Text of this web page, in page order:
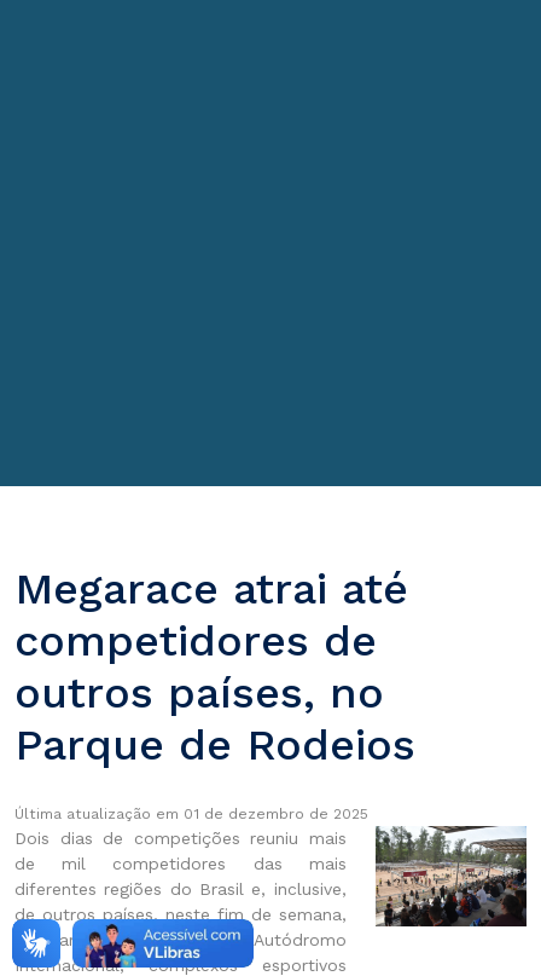
Megarace atrai até
competidores de
outros países, no
Parque de Rodeios
Última atualização em 01 de dezembro de 2025
Dois dias de competições reuniu mais
de mil competidores das mais
diferentes regiões do Brasil e, inclusive,
de outros países, neste fim de semana,
no Parque de Rodeios e Autódromo
Internacional, complexos esportivos